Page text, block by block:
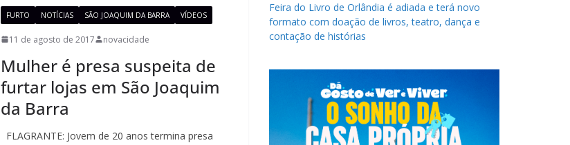
FURTO NOTÍCIAS SÃO JOAQUIM DA BARRA VÍDEOS
11 de agosto de 2017 novacidade
Mulher é presa suspeita de
furtar lojas em São Joaquim
da Barra
FLAGRANTE: Jovem de 20 anos termina presa
Feira do Livro de Orlândia é adiada e terá novo
formato com doação de livros, teatro, dança e
contação de histórias